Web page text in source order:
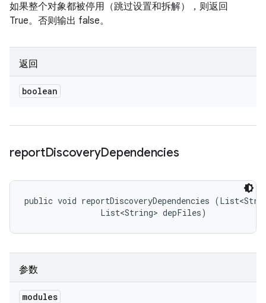
如果整个对象都被停用（跳过设置和拆解），则返回
True。否则输出 false。
返回
boolean
reportDiscoveryDependencies
public void reportDiscoveryDependencies
                List<String> depFiles)
参数
modules